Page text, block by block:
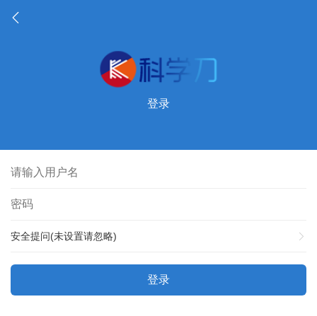
登录
安全提问(未设置请忽略)
登录